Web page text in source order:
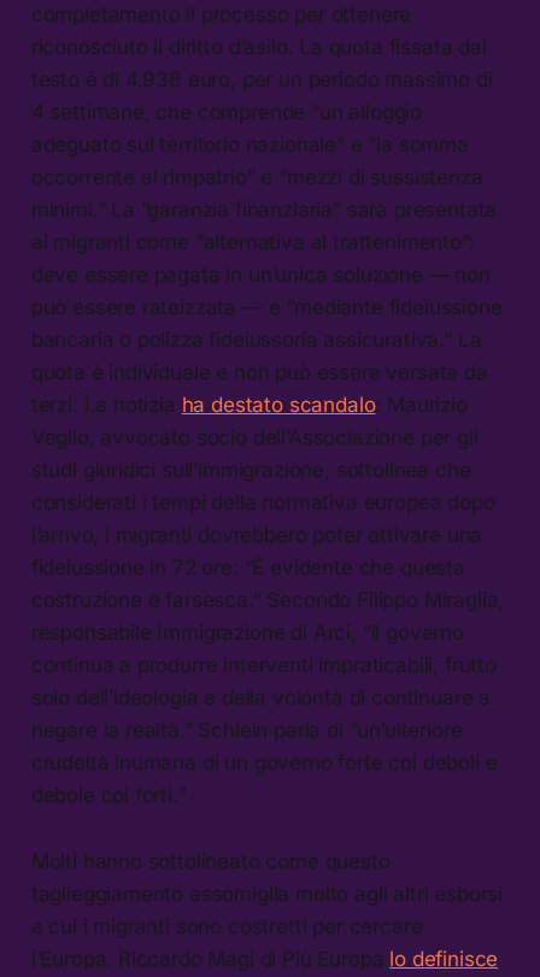
completamento il processo per ottenere
riconosciuto il diritto d’asilo. La quota fissata dal
testo è di 4.938 euro, per un periodo massimo di
4 settimane, che comprende “un alloggio
adeguato sul territorio nazionale” e “la somma
occorrente al rimpatrio” e “mezzi di sussistenza
minimi.” La “garanzia finanziaria” sarà presentata
ai migranti come “alternativa al trattenimento”:
deve essere pagata in un’unica soluzione — non
può essere rateizzata — e “mediante fideiussione
bancaria o polizza fideiussoria assicurativa.” La
quota è individuale e non può essere versata da
terzi. La notizia ha destato scandalo: Maurizio
Veglio, avvocato socio dell’Associazione per gli
studi giuridici sull’immigrazione, sottolinea che
considerati i tempi della normativa europea dopo
l’arrivo, i migranti dovrebbero poter attivare una
fideiussione in 72 ore: “È evidente che questa
costruzione è farsesca.” Secondo Filippo Miraglia,
responsabile Immigrazione di Arci, “il governo
continua a produrre interventi impraticabili, frutto
solo dell’ideologia e della volontà di continuare a
negare la realtà.” Schlein parla di “un’ulteriore
crudeltà inumana di un governo forte coi deboli e
debole coi forti.”
Molti hanno sottolineato come questo
taglieggiamento assomiglia molto agli altri esborsi
a cui i migranti sono costretti per cercare
l’Europa. Riccardo Magi di Più Europa lo definisce